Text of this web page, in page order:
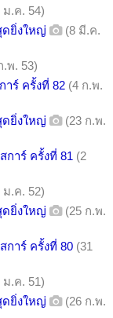
ม.ค. 54)
ดยิ่งใหญ่
(8 มี.ค.
.พ. 53)
าร์ ครั้งที่ 82 (4 ก.พ.
ดยิ่งใหญ่
(23 ก.พ.
การ์ ครั้งที่ 81 (2
ม.ค. 52)
ดยิ่งใหญ่
(25 ก.พ.
การ์ ครั้งที่ 80 (31
ม.ค. 51)
ดยิ่งใหญ่
(26 ก.พ.